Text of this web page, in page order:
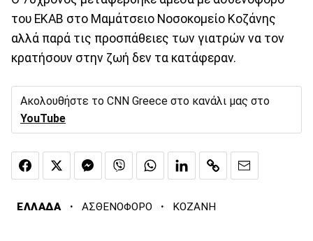
του ΕΚΑΒ στο Μαμάτσειο Νοσοκομείο Κοζάνης
αλλά παρά τις προσπάθειες των γιατρών να τον
κρατήσουν στην ζωή δεν τα κατάφεραν.
Ακολουθήστε το CNN Greece στο κανάλι μας στο
YouTube
ΕΛΛΑΔΑ · ΑΣΘΕΝΟΦΟΡΟ · ΚΟΖΑΝΗ